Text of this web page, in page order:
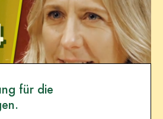
für die